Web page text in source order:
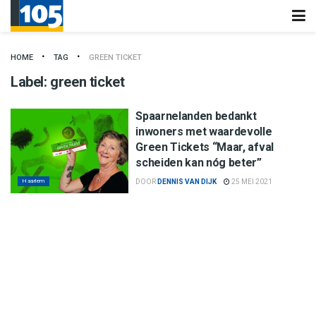
HOME TAG GREEN TICKET
Label: green ticket
Haarlem
Spaarnelanden bedankt
inwoners met waardevolle
Green Tickets “Maar, afval
scheiden kan nóg beter”
DOOR DENNIS VAN DIJK 25 MEI 2021